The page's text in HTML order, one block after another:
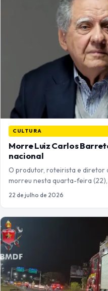
CULTURA
Morre Luiz Carlos
nacional
O produtor, roteirista e diretor
morreu nesta quarta-feira
22 de julho de 2026